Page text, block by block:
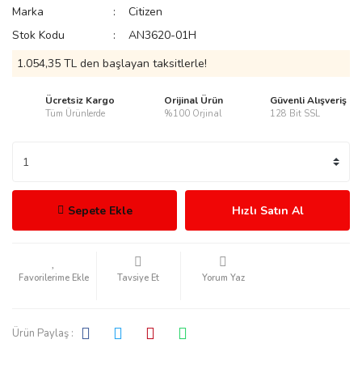
Marka
Citizen
Stok Kodu
AN3620-01H
1.054,35 TL den başlayan taksitlerle!
Ücretsiz Kargo
Tüm Ürünlerde
Orijinal Ürün
%100 Orjinal
Güvenli Alışveriş
128 Bit SSL
Sepete Ekle Hızlı Satın Al
Tavsiye Et Yorum Yaz
Ürün Paylaş :